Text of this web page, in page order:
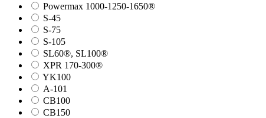
Powermax 1000-1250-1650®
S-45
S-75
S-105
SL60®, SL100®
XPR 170-300®
YK100
А-101
СВ100
СВ150